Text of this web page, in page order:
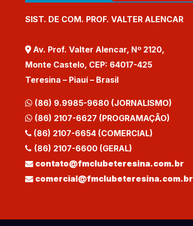
SIST. DE COM. PROF. VALTER ALENCAR
Av. Prof. Valter Alencar, Nº 2120,
Monte Castelo, CEP: 64017-425
Teresina – Piauí – Brasil
(86) 9.9985-9680 (JORNALISMO)
(86) 2107-6627 (PROGRAMAÇÃO)
(86) 2107-6654 (COMERCIAL)
(86) 2107-6600 (GERAL)
contato@fmclubeteresina.com.br
comercial@fmclubeteresina.com.br